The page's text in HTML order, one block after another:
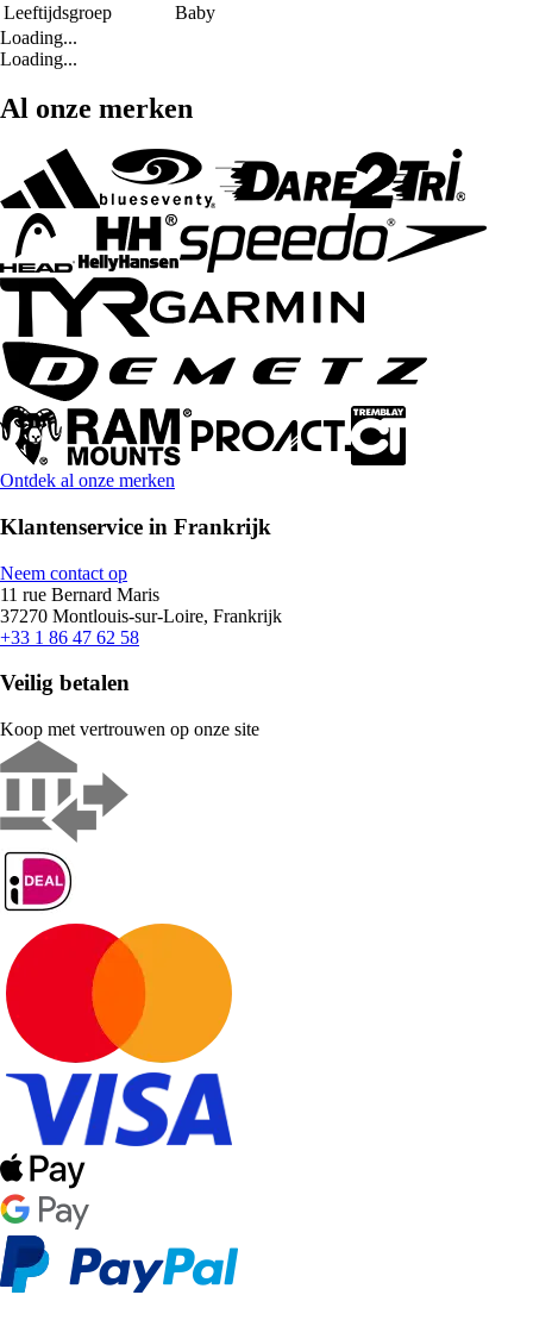
Leeftijdsgroep
Baby
Loading...
Loading...
Al onze merken
Ontdek al onze merken
Klantenservice in Frankrijk
Neem contact op
11 rue Bernard Maris
37270 Montlouis-sur-Loire, Frankrijk
+33 1 86 47 62 58
Veilig betalen
Koop met vertrouwen op onze site